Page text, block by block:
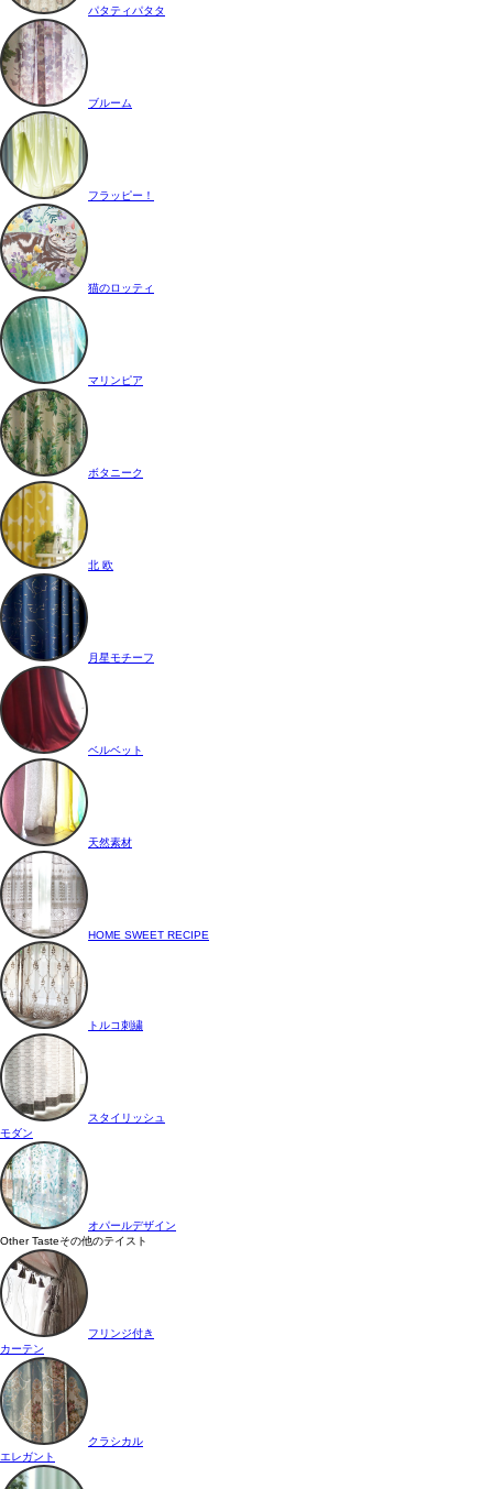
パタティパタタ
ブルーム
フラッピー！
猫のロッティ
マリンピア
ボタニーク
北 欧
月星モチーフ
ベルベット
天然素材
HOME SWEET RECIPE
トルコ刺繍
スタイリッシュ
モダン
オパールデザイン
Other Tasteその他のテイスト
フリンジ付き
カーテン
クラシカル
エレガント